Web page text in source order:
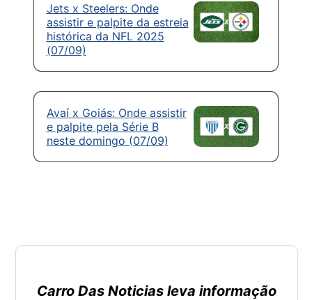
Jets x Steelers: Onde
assistir e palpite da estreia
histórica da NFL 2025
(07/09)
Avaí x Goiás: Onde assistir
e palpite pela Série B
neste domingo (07/09)
Carro Das Noticias leva informação